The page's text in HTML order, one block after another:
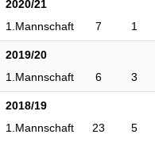
2020/21
1.Mannschaft
7 1
2019/20
1.Mannschaft
6 3
2018/19
1.Mannschaft
23 5